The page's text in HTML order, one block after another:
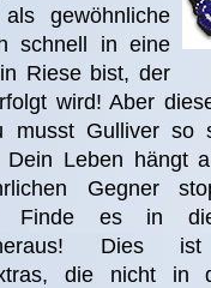
gewöhnliche
schnell in eine
Riese bist, der
wird! Aber
Gulliver so
Leben hängt
Gegner
Finde es in
heraus! Dies
die nicht in